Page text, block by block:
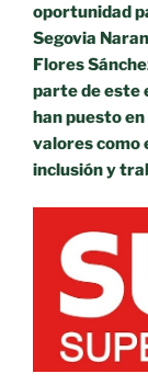
oportunidad
Segovia
Flores
parte de este
han puesto
valores como
inclusión y